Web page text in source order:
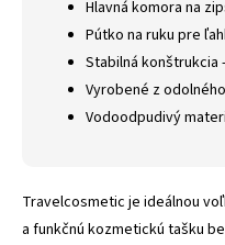
Hlavná komora na
Pútko na ruku pre
Stabilná konštrukcia
Vyrobené z
Vodoodpudivý
Travelcosmetic je ideálnou
a funkčnú kozmetickú tašku